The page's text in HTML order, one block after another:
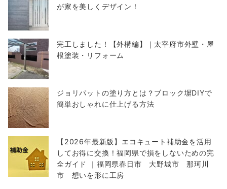
が家を美しくデザイン！
完工しました！【外構編】｜太宰府市外壁・屋
根塗装・リフォーム
ジョリパットの塗り方とは？ブロック塀DIYで
簡単おしゃれに仕上げる方法
【2026年最新版】エコキュート補助金を活用
してお得に交換！福岡県で損をしないための完
全ガイド ｜福岡県春日市 大野城市 那珂川
市 想いを形に工房